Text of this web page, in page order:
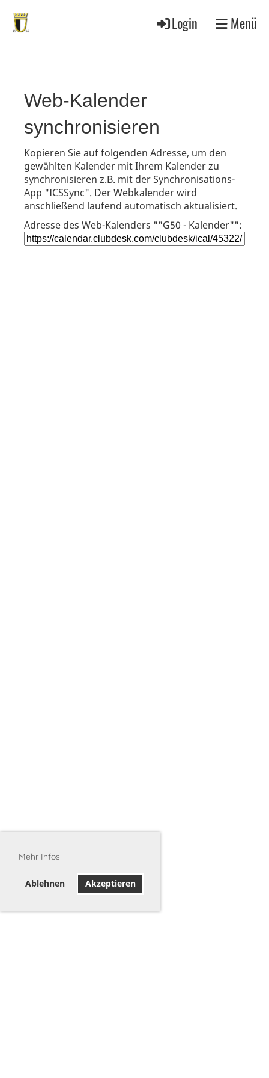
Mehr Infos
Ablehnen Akzeptieren
Login Menü
Web-Kalender
synchronisieren
Kopieren Sie auf folgenden Adresse, um den
gewählten Kalender mit Ihrem Kalender zu
synchronisieren z.B. mit der Synchronisations-
App "ICSSync". Der Webkalender wird
anschließend laufend automatisch aktualisiert.
Adresse des Web-Kalenders ""G50 - Kalender"":